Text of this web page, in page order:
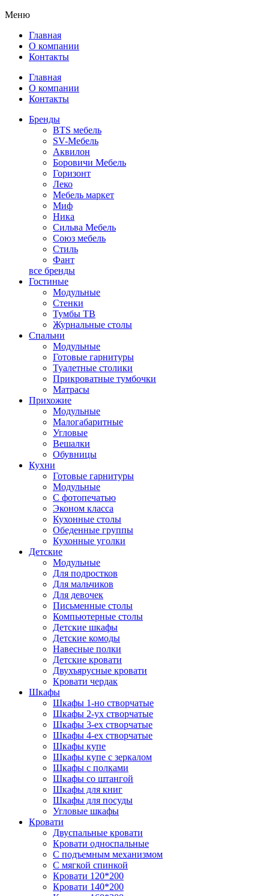
Меню
Главная
О компании
Контакты
Главная
О компании
Контакты
Бренды
BTS мебель
SV-Мебель
Аквилон
Боровичи Мебель
Горизонт
Леко
Мебель маркет
Миф
Ника
Сильва Мебель
Союз мебель
Стиль
Фант
все бренды
Гостиные
Модульные
Стенки
Тумбы ТВ
Журнальные столы
Спальни
Модульные
Готовые гарнитуры
Туалетные столики
Прикроватные тумбочки
Матрасы
Прихожие
Модульные
Малогабаритные
Угловые
Вешалки
Обувницы
Кухни
Готовые гарнитуры
Модульные
С фотопечатью
Эконом класса
Кухонные столы
Обеденные группы
Кухонные уголки
Детские
Модульные
Для подростков
Для мальчиков
Для девочек
Письменные столы
Компьютерные столы
Детские шкафы
Детские комоды
Навесные полки
Детские кровати
Двухъярусные кровати
Кровати чердак
Шкафы
Шкафы 1-но створчатые
Шкафы 2-ух створчатые
Шкафы 3-ех створчатые
Шкафы 4-ех створчатые
Шкафы купе
Шкафы купе с зеркалом
Шкафы с полками
Шкафы со штангой
Шкафы для книг
Шкафы для посуды
Угловые шкафы
Кровати
Двуспальные кровати
Кровати односпальные
С подъемным механизмом
С мягкой спинкой
Кровати 120*200
Кровати 140*200